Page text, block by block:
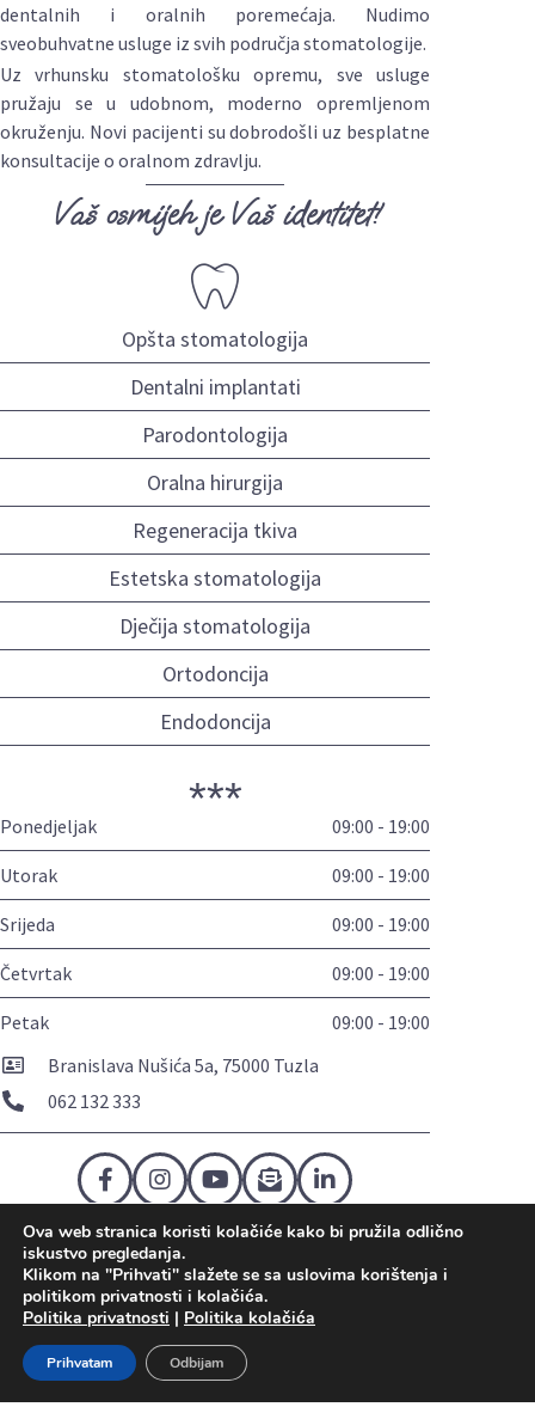
dentalnih i oralnih poremećaja. Nudimo
sveobuhvatne usluge iz svih područja stomatologije.
Uz vrhunsku stomatološku opremu, sve usluge
pružaju se u udobnom, moderno opremljenom
okruženju. Novi pacijenti su dobrodošli uz besplatne
konsultacije o oralnom zdravlju.
Vaš osmijeh je Vaš identitet!
Opšta stomatologija
Dentalni implantati
Parodontologija
Oralna hirurgija
Regeneracija tkiva
Estetska stomatologija
Dječija stomatologija
Ortodoncija
Endodoncija
***
Ponedjeljak 09:00 - 19:00
Utorak 09:00 - 19:00
Srijeda 09:00 - 19:00
Četvrtak 09:00 - 19:00
Petak
09:00 - 19:00
Branislava Nušića 5a, 75000 Tuzla
062 132 333
Politika privatnostiPolitika kolačićaUslovi korištenja
Mapa sajta
Ova web stranica koristi kolačiće kako bi pružila odlično
iskustvo pregledanja.
Klikom na "Prihvati" slažete se sa uslovima korištenja i
politikom privatnosti i kolačića.
Politika privatnosti | Politika kolačića
Prihvatam Odbijam